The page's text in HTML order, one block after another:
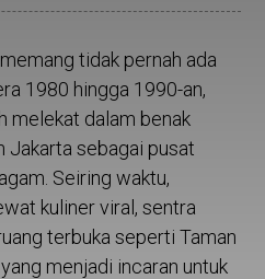
tidak pernah ada
1980 hingga 1990-an,
melekat dalam benak
Jakarta sebagai pusat
Seiring waktu,
kuliner viral, sentra
terbuka seperti Taman
menjadi incaran untuk